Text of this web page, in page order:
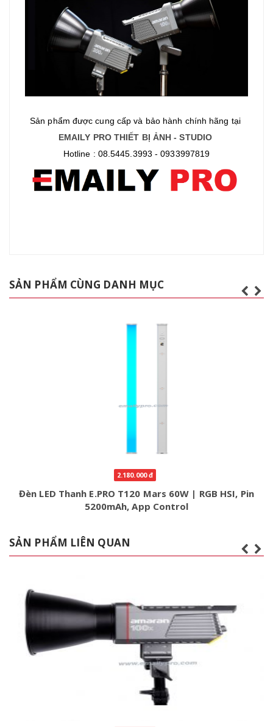
Sản phẩm được cung cấp và bảo hành chính hãng tại
EMAILY PRO THIẾT BỊ ẢNH - STUDIO
Hotline : 08.5445.3993 - 0933997819
SẢN PHẨM CÙNG DANH MỤC
2.180.000 đ
Đèn LED Thanh E.PRO T120 Mars 60W | RGB HSI, Pin
5200mAh, App Control
SẢN PHẨM LIÊN QUAN